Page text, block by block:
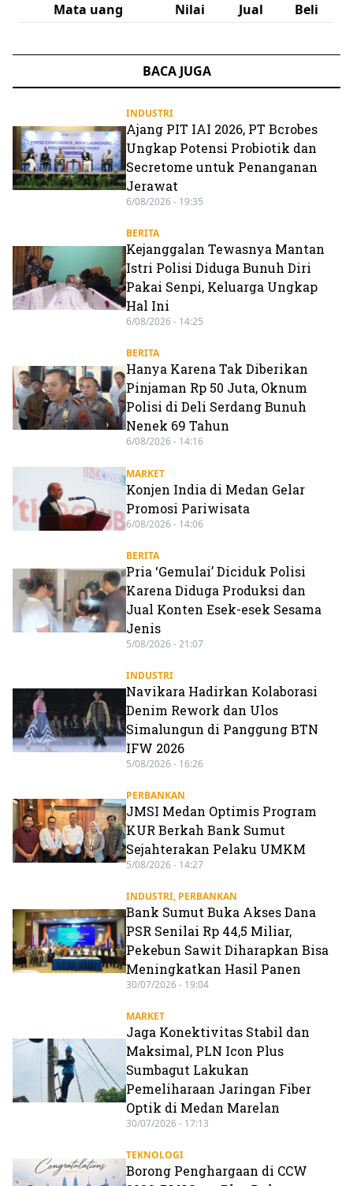
Mata uang
Nilai Jual Beli
BACA JUGA
INDUSTRI
Ajang PIT IAI 2026, PT Bcrobes
Ungkap Potensi Probiotik dan
Secretome untuk Penanganan
Jerawat
6/08/2026 - 19:35
BERITA
Kejanggalan Tewasnya Mantan
Istri Polisi Diduga Bunuh Diri
Pakai Senpi, Keluarga Ungkap
Hal Ini
6/08/2026 - 14:25
BERITA
Hanya Karena Tak Diberikan
Pinjaman Rp 50 Juta, Oknum
Polisi di Deli Serdang Bunuh
Nenek 69 Tahun
6/08/2026 - 14:16
MARKET
Konjen India di Medan Gelar
Promosi Pariwisata
6/08/2026 - 14:06
BERITA
Pria ‘Gemulai’ Diciduk Polisi
Karena Diduga Produksi dan
Jual Konten Esek-esek Sesama
Jenis
5/08/2026 - 21:07
INDUSTRI
Navikara Hadirkan Kolaborasi
Denim Rework dan Ulos
Simalungun di Panggung BTN
IFW 2026
5/08/2026 - 16:26
PERBANKAN
JMSI Medan Optimis Program
KUR Berkah Bank Sumut
Sejahterakan Pelaku UMKM
5/08/2026 - 14:27
INDUSTRI, PERBANKAN
Bank Sumut Buka Akses Dana
PSR Senilai Rp 44,5 Miliar,
Pekebun Sawit Diharapkan Bisa
Meningkatkan Hasil Panen
30/07/2026 - 19:04
MARKET
Jaga Konektivitas Stabil dan
Maksimal, PLN Icon Plus
Sumbagut Lakukan
Pemeliharaan Jaringan Fiber
Optik di Medan Marelan
30/07/2026 - 17:13
TEKNOLOGI
Borong Penghargaan di CCW